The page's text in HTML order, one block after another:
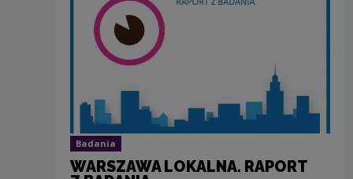
Badania
WARSZAWA LOKALNA. RAPORT